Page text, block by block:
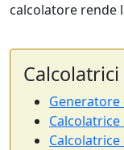
calcolatore rende
Generatore